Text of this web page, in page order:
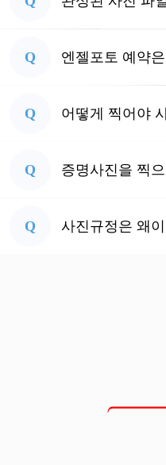
Q 엔젤포토 예약
Q 어떻게 찍어야
Q 증명사진을 찍
Q 사진규정은 왜